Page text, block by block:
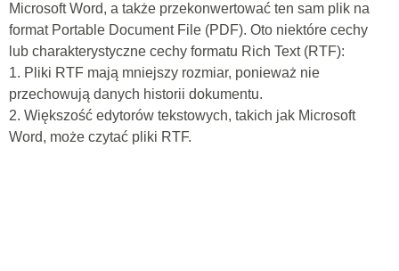
Microsoft Word, a także przekonwertować ten sam plik na
format Portable Document File (PDF). Oto niektóre cechy
lub charakterystyczne cechy formatu Rich Text (RTF):
1. Pliki RTF mają mniejszy rozmiar, ponieważ nie
przechowują danych historii dokumentu.
2. Większość edytorów tekstowych, takich jak Microsoft
Word, może czytać pliki RTF.